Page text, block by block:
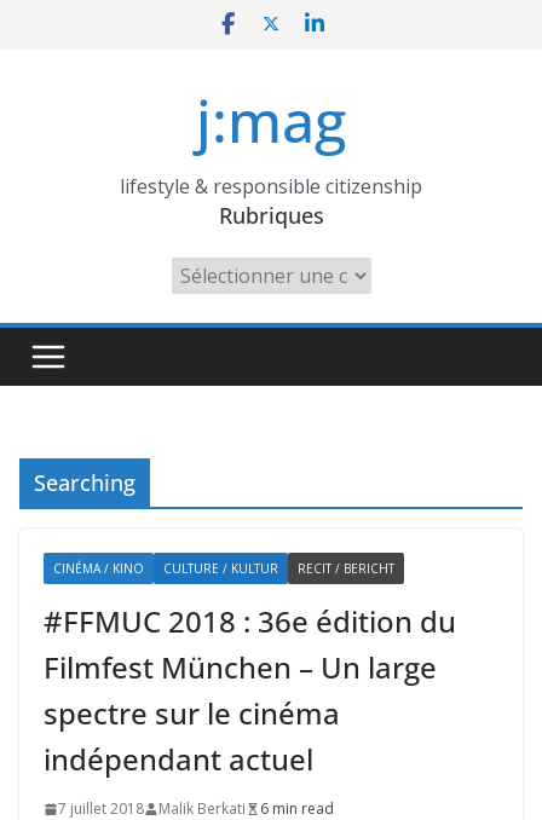
j:mag
lifestyle & responsible citizenship
Rubriques
Rubriques
Searching
CINÉMA / KINO CULTURE / KULTUR RECIT / BERICHT
#FFMUC 2018 : 36e édition du
Filmfest München – Un large
spectre sur le cinéma
indépendant actuel
7 juillet 2018 Malik Berkati
6 min read